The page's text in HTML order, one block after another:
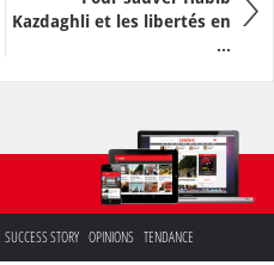
Kazdaghli et les libertés en
...
SUCCESS STORY OPINIONS TENDANCE